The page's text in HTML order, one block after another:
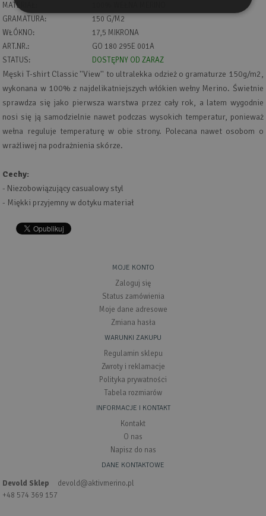
MATERIAŁ:
GRAMATURA:
150 G/M2
WŁÓKNO:
17,5 MIKRONA
ART.NR.:
GO 180 295E 001A
STATUS:
DOSTĘPNY OD ZARAZ
Męski T-shirt Classic ''View'' to ultralekka odzież o gramaturze 150g/m2,
wykonana w 100% z najdelikatniejszych włókien wełny Merino. Świetnie
sprawdza się jako pierwsza warstwa przez cały rok, a latem wygodnie
nosi się ją samodzielnie nawet podczas wysokich temperatur, ponieważ
wełna reguluje temperaturę w obie strony. Polecana nawet osobom o
wrażliwej na podrażnienia skórze.
Cechy:
- Niezobowiązujący casualowy styl
- Miękki przyjemny w dotyku materiał
MOJE KONTO
Zaloguj się
Status zamówienia
Moje dane adresowe
Zmiana hasła
WARUNKI ZAKUPU
Regulamin sklepu
Zwroty i reklamacje
Polityka prywatności
Tabela rozmiarów
INFORMACJE I KONTAKT
Kontakt
O nas
Napisz do nas
DANE KONTAKTOWE
Devold Sklep
+48 574 369 157
devold@aktivmerino.pl